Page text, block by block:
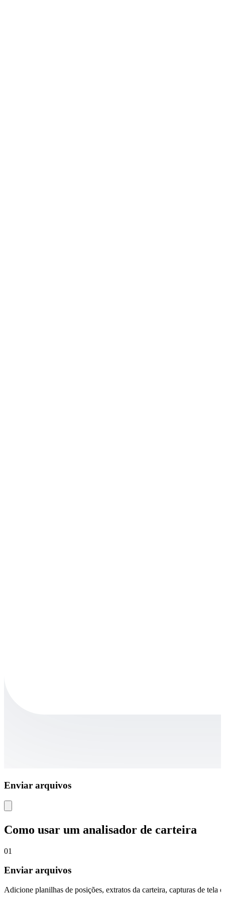
Enviar arquivos
Como usar um analisador de carteira
01
Enviar arquivos
Adicione planilhas de posições, extratos da carteira, capturas de tela